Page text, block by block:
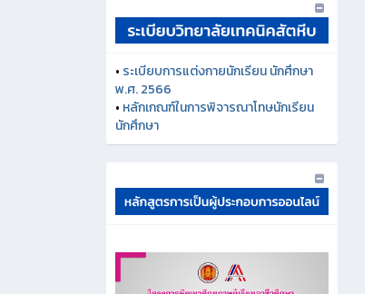
• ระเบียบการแต่งกายนักเรียน นักศึกษา
พ.ศ. 2566
• หลักเกณฑ์ในการพิจารณาโทษนักเรียน
นักศึกษา